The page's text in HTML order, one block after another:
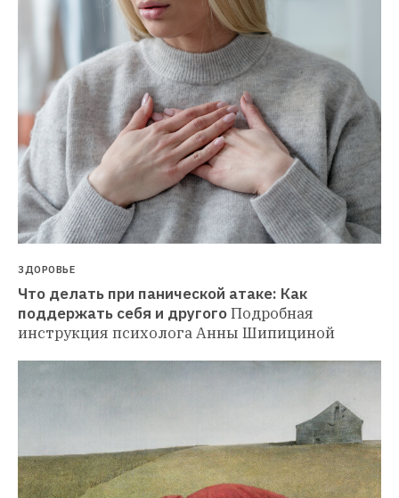
ЗДОРОВЬЕ
Что делать при панической атаке: Как
поддержать себя и другогоПодробная
инструкция психолога Анны Шипициной